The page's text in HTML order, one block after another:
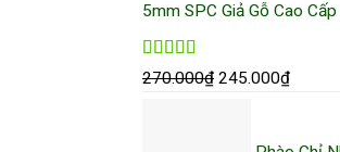
5mm SPC Giả Gỗ Cao
Được xếp
5.005
270.000₫ Giá
245.000₫Giá